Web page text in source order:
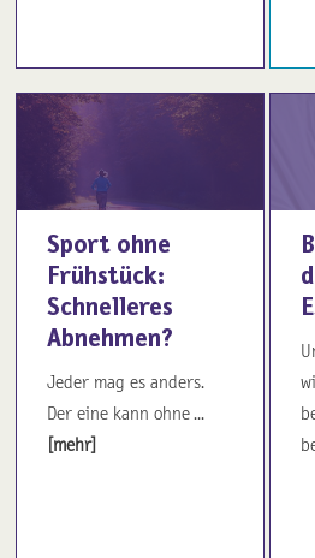
Sport ohne
Frühstück:
Schnelleres
Abnehmen?
Jeder mag es anders.
Der eine kann ohne ...
[mehr]